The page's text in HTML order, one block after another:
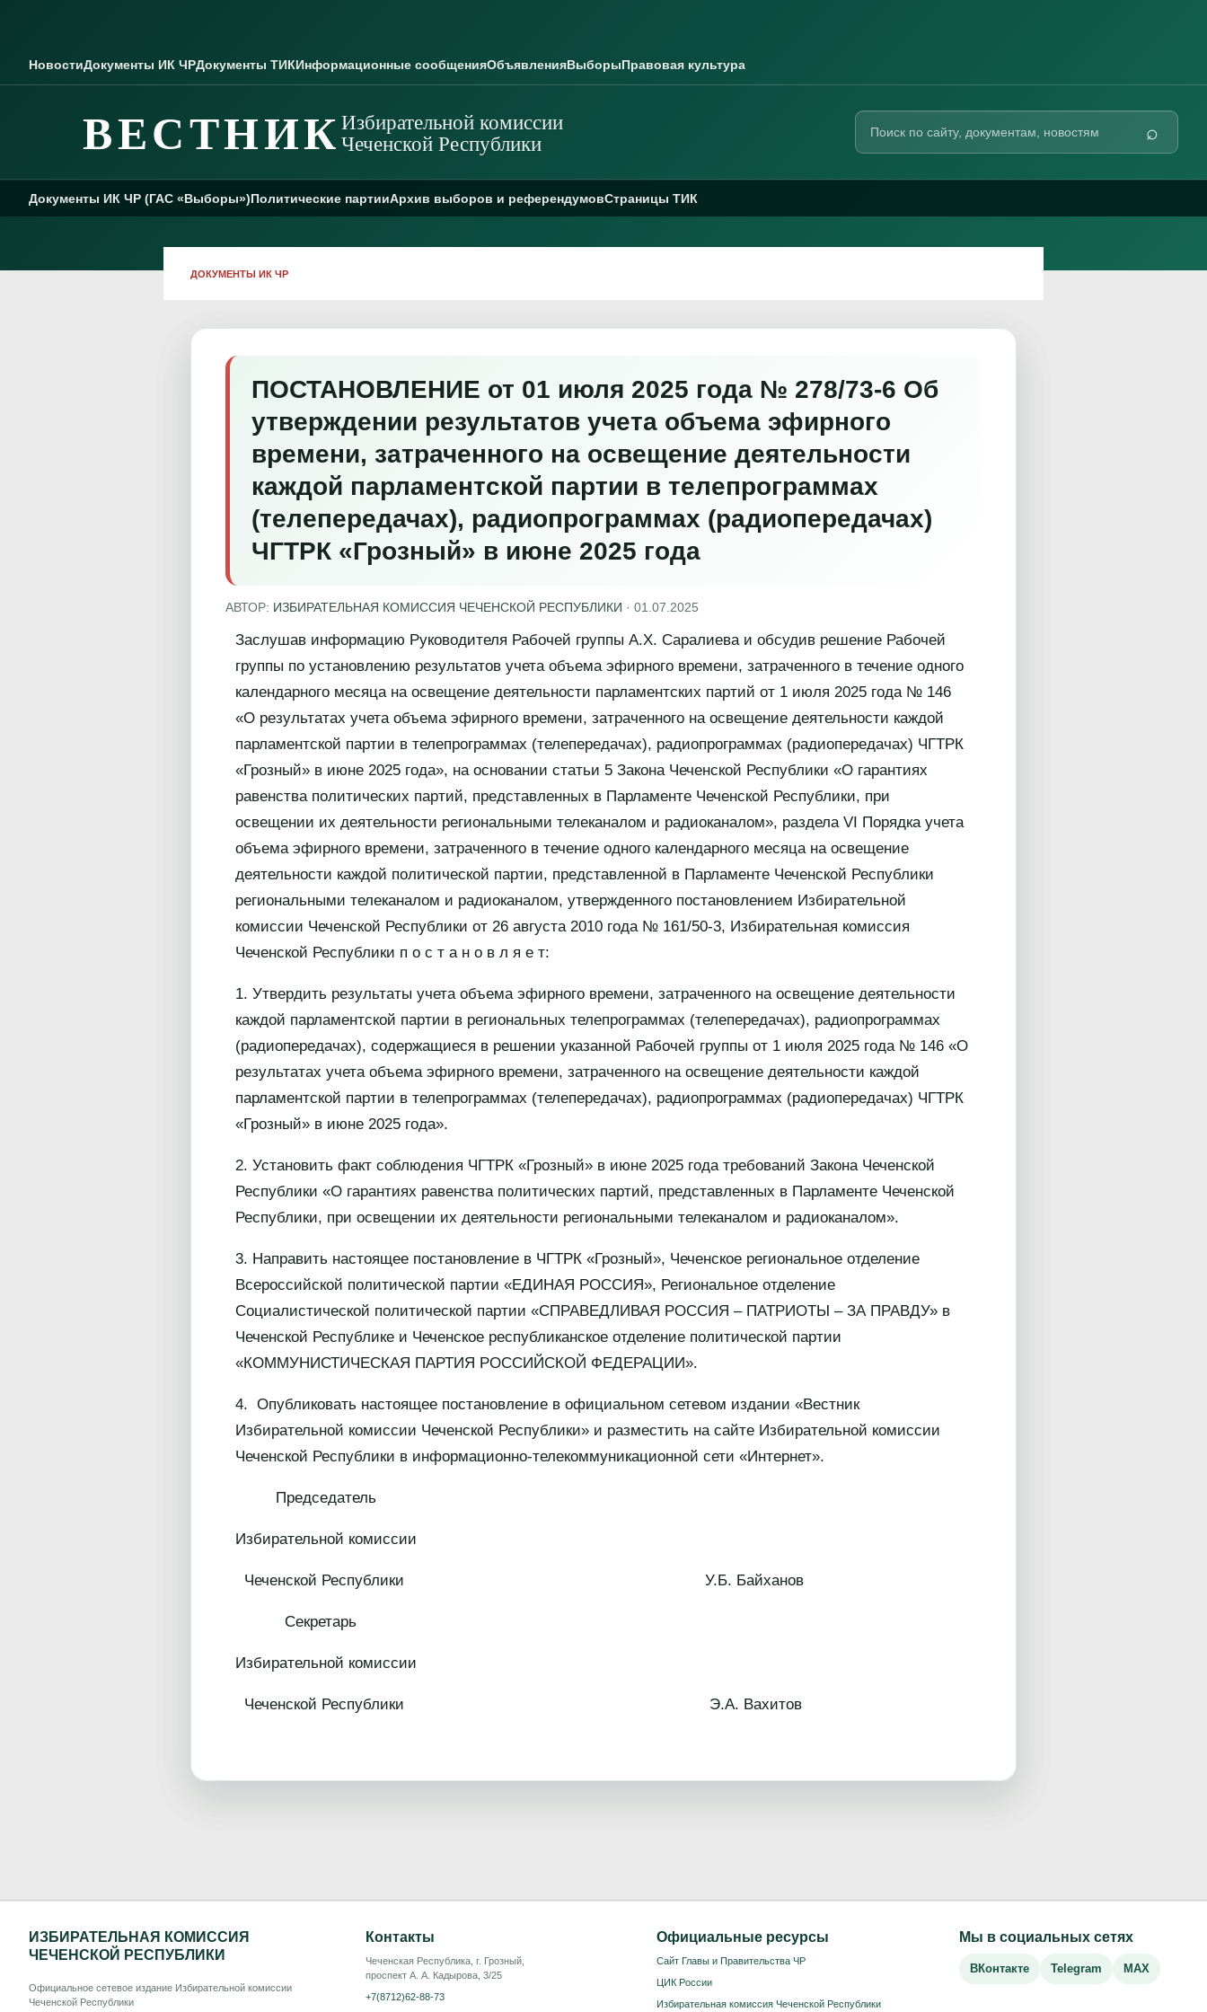
НовостиДокументы ИК ЧРДокументы ТИКИнформационные сообщенияОбъявленияВыборыПравовая культура
ВЕСТНИК Избирательной комиссии
Чеченской Республики
Поиск
сайту
⌕
Документы ИК ЧР (ГАС «Выборы»)Политические партииАрхив выборов и референдумовСтраницы ТИК
ДОКУМЕНТЫ ИК ЧР
ПОСТАНОВЛЕНИЕ от 01 июля 2025 года № 278/73-6 Об
утверждении результатов учета объема эфирного
времени, затраченного на освещение деятельности
каждой парламентской партии в телепрограммах
(телепередачах), радиопрограммах (радиопередачах)
ЧГТРК «Грозный» в июне 2025 года
АВТОР: ИЗБИРАТЕЛЬНАЯ КОМИССИЯ ЧЕЧЕНСКОЙ РЕСПУБЛИКИ · 01.07.2025
Заслушав информацию Руководителя Рабочей группы А.Х. Саралиева и обсудив решение Рабочей
группы по установлению результатов учета объема эфирного времени, затраченного в течение одного
календарного месяца на освещение деятельности парламентских партий от 1 июля 2025 года № 146
«О результатах учета объема эфирного времени, затраченного на освещение деятельности каждой
парламентской партии в телепрограммах (телепередачах), радиопрограммах (радиопередачах) ЧГТРК
«Грозный» в июне 2025 года», на основании статьи 5 Закона Чеченской Республики «О гарантиях
равенства политических партий, представленных в Парламенте Чеченской Республики, при
освещении их деятельности региональными телеканалом и радиоканалом», раздела VI Порядка учета
объема эфирного времени, затраченного в течение одного календарного месяца на освещение
деятельности каждой политической партии, представленной в Парламенте Чеченской Республики
региональными телеканалом и радиоканалом, утвержденного постановлением Избирательной
комиссии Чеченской Республики от 26 августа 2010 года № 161/50-3, Избирательная комиссия
Чеченской Республики п о с т а н о в л я е т:
1. Утвердить результаты учета объема эфирного времени, затраченного на освещение деятельности
каждой парламентской партии в региональных телепрограммах (телепередачах), радиопрограммах
(радиопередачах), содержащиеся в решении указанной Рабочей группы от 1 июля 2025 года № 146 «О
результатах учета объема эфирного времени, затраченного на освещение деятельности каждой
парламентской партии в телепрограммах (телепередачах), радиопрограммах (радиопередачах) ЧГТРК
«Грозный» в июне 2025 года».
2. Установить факт соблюдения ЧГТРК «Грозный» в июне 2025 года требований Закона Чеченской
Республики «О гарантиях равенства политических партий, представленных в Парламенте Чеченской
Республики, при освещении их деятельности региональными телеканалом и радиоканалом».
3. Направить настоящее постановление в ЧГТРК «Грозный», Чеченское региональное отделение
Всероссийской политической партии «ЕДИНАЯ РОССИЯ», Региональное отделение
Социалистической политической партии «СПРАВЕДЛИВАЯ РОССИЯ – ПАТРИОТЫ – ЗА ПРАВДУ» в
Чеченской Республике и Чеченское республиканское отделение политической партии
«КОММУНИСТИЧЕСКАЯ ПАРТИЯ РОССИЙСКОЙ ФЕДЕРАЦИИ».
4. Опубликовать настоящее постановление в официальном сетевом издании «Вестник
Избирательной комиссии Чеченской Республики» и разместить на сайте Избирательной комиссии
Чеченской Республики в информационно-телекоммуникационной сети «Интернет».
Председатель
Избирательной комиссии
Чеченской Республики У.Б. Байханов
Секретарь
Избирательной комиссии
Чеченской Республики Э.А. Вахитов
ИЗБИРАТЕЛЬНАЯ КОМИССИЯ
ЧЕЧЕНСКОЙ РЕСПУБЛИКИ
Официальное сетевое издание Избирательной комиссии
Чеченской Республики
Контакты
Чеченская Республика, г. Грозный,
проспект А. А. Кадырова, 3/25
+7(8712)62-88-73
Официальные ресурсы
Сайт Главы и Правительства ЧР
ЦИК России
Избирательная комиссия Чеченской Республики
Мы в социальных сетях
ВКонтакте Telegram MAX